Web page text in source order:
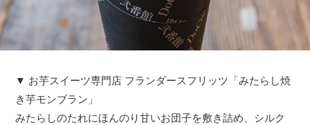
▼ お芋スイーツ専門店 フランダースフリッツ「みたらし焼
き芋モンブラン」
みたらしのたれにほんのり甘いお団子を敷き詰め、シルク